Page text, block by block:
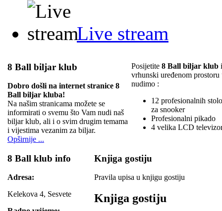
Live stream
8 Ball biljar klub
Dobro došli na internet stranice 8
Ball biljar kluba!
Na našim stranicama možete se
informirati o svemu što Vam nudi naš
biljar klub, ali i o svim drugim temama
i vijestima vezanim za biljar.
Opširnije ...
Posijetite 8 Ball biljar klub
vrhunski uređenom
nudimo :
12 profesionalnih
za snooker
Profesionalni pikado
4 velika LCD
8 Ball klub info
Adresa:
Kelekova 4, Sesvete
Knjiga gostiju
Pravila upisa u knjigu gostiju
Knjiga gostiju